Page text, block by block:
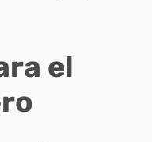
el